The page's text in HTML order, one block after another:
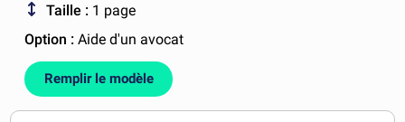
MON COMPTE
Taille : 1 page
Option :Aide d'un avocat
Remplir le modèle